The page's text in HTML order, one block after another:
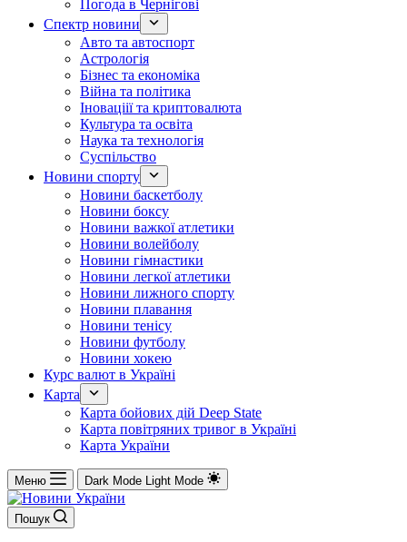
Погода в Чернігові
Спектр новини
Авто та автоспорт
Астрологія
Бізнес та економіка
Війна та політика
Іноваціії та криптовалюта
Культура та освіта
Наука та технологія
Суспільство
Новини спорту
Новини баскетболу
Новини боксу
Новини важкої атлетики
Новини волейболу
Новини гімнастики
Новини легкої атлетики
Новини лижного спорту
Новини плавання
Новини тенісу
Новини футболу
Новини хокею
Курс валют в Україні
Карта
Карта бойових дій Deep State
Карта повітряних тривог в Україні
Карта України
Меню Dark Mode Light Mode
Пошук